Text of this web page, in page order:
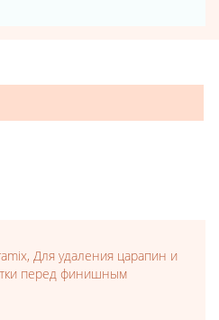
Для удаления царапин и
перед финишным